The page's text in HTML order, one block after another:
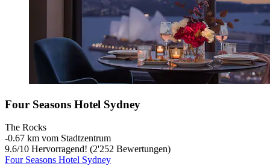
Four Seasons Hotel Sydney
The Rocks
‐0.67 km vom Stadtzentrum
9.6/10 Hervorragend! (2'252 Bewertungen)
Four Seasons Hotel Sydney